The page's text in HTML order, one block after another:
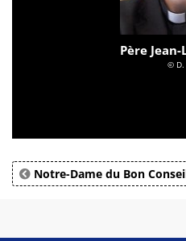
Père
© D.
Notre-Dame du Bon